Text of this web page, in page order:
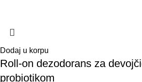
Dodaj u korpu
Roll-on dezodorans za
probiotikom